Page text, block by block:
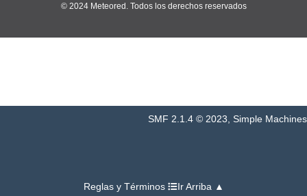
© 2024 Meteored. Todos los derechos reservados
SMF 2.1.4 © 2023, Simple Machines
Reglas y Términos Ir Arriba ▲